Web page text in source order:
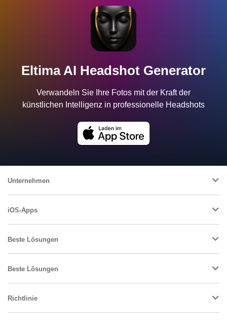
Eltima AI Headshot Generator
Verwandeln Sie Ihre Fotos mit der Kraft der
künstlichen Intelligenz in professionelle Headshots
Unternehmen
iOS-Apps
Beste Lösungen
Beste Lösungen
Richtlinie